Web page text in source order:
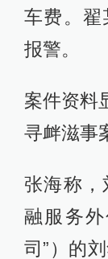
车费。翟
报警。
案件资料
寻衅滋事
张海称，
融服务
司”）的